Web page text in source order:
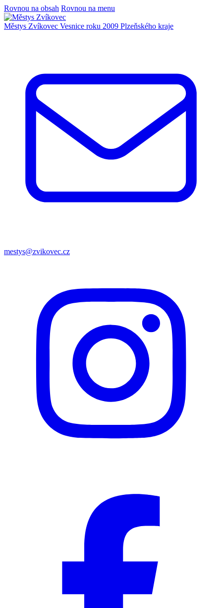
Rovnou na obsah Rovnou na menu
Městys Zvíkovec Vesnice roku 2009 Plzeňského kraje
mestys@zvikovec.cz